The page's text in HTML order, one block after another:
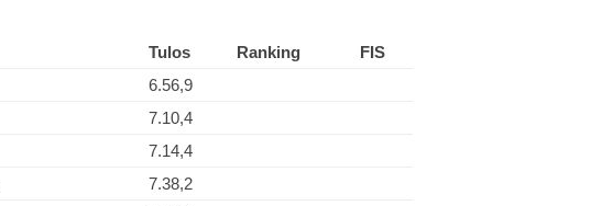
Tulos Ranking
FIS
6.56,9
7.10,4
7.14,4
7.38,2